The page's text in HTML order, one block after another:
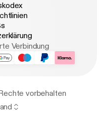
Verbindung
vorbehalten